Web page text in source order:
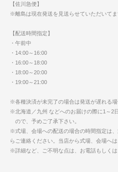
【佐川急便】
※離島は現在発送を見送らせていただいてま
【配送時間指定】
・午前中
・14:00～16:00
・16:00～18:00
・18:00～20:00
・19:00～21:00
※各種決済が未完了の場合は発送が遅れる場
※北海道／九州 などへのお届けの際に1～2
ので、予めご了承下さい。
※式場、会場への配送の場合の時間指定は
らご連絡ください。当店から式場、会場へ
※詳細など、ご不明な点は、お電話もしく